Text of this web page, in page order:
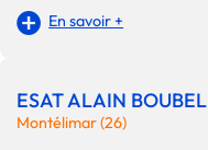
En savoir +
ESAT ALAIN BOUBEL
Montélimar (26)